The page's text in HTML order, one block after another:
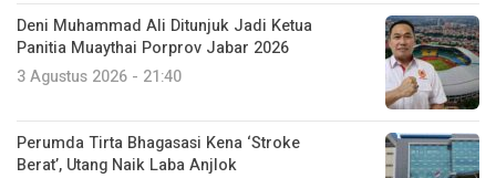
Deni Muhammad Ali Ditunjuk Jadi Ketua
Panitia Muaythai Porprov Jabar 2026
3 Agustus 2026 - 21:40
Perumda Tirta Bhagasasi Kena ‘Stroke
Berat’, Utang Naik Laba Anjlok